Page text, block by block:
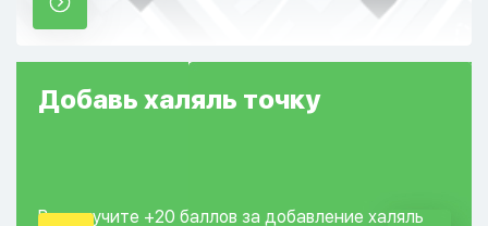
Добавь халяль точку
Вы получите +20 баллов за добавление халяль